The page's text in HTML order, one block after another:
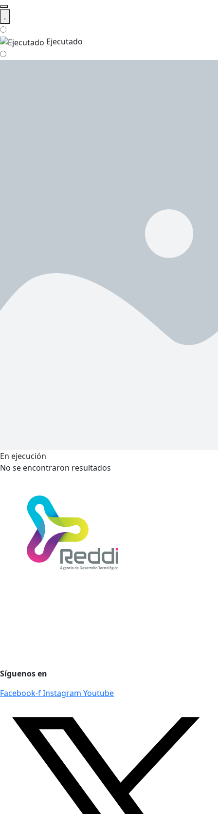
.
Ejecutado
En ejecución
No se encontraron resultados
Síguenos en
Facebook-fInstagram Youtube